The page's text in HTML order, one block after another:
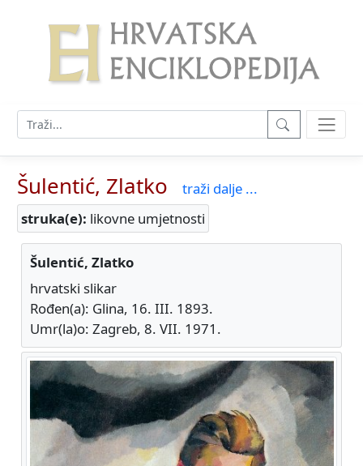
Šulentić, Zlatko
traži dalje ...
struka(e): likovne umjetnosti
Šulentić, Zlatko
hrvatski slikar
Rođen(a): Glina, 16. III. 1893.
Umr(la)o: Zagreb, 8. VII. 1971.